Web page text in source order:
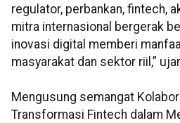
regulator, perbankan, fintech,
mitra internasional bergerak
inovasi digital memberi
masyarakat dan sektor riil,”
Mengusung semangat
Transformasi Fintech dalam